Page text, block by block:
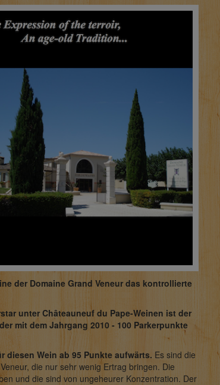
der Domaine Grand Veneur das kontrollierte
unter Châteauneuf du Pape-Weinen ist der
mit dem Jahrgang 2010 - 100 Parkerpunkte
diesen Wein ab 95 Punkte aufwärts. Es sind die
die nur sehr wenig Ertrag bringen. Die
und die sind von ungeheurer Konzentration. Der